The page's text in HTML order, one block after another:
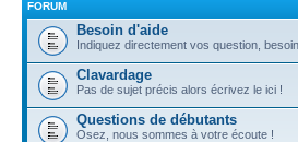
FORUM
Besoin d'aide
Indiquez directement vos question,
Clavardage
Pas de sujet précis alors écrivez le ici !
Questions de débutants
Osez, nous sommes à votre écoute !